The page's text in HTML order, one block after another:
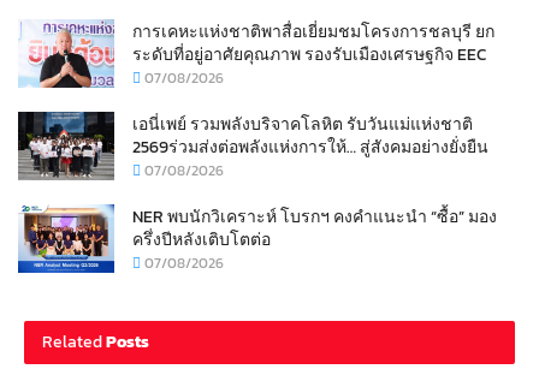
การเคหะแห่งชาติพาสื่อเยี่ยมชมโครงการชลบุรี ยก
ระดับที่อยู่อาศัยคุณภาพ รองรับเมืองเศรษฐกิจ EEC
07/08/2026
เอนี่เพย์ รวมพลังบริจาคโลหิต รับวันแม่แห่งชาติ
2569ร่วมส่งต่อพลังแห่งการให้… สู่สังคมอย่างยั่งยืน
07/08/2026
NER พบนักวิเคราะห์ โบรกฯ คงคำแนะนำ “ซื้อ” มอง
ครึ่งปีหลังเติบโตต่อ
07/08/2026
RelatedPosts